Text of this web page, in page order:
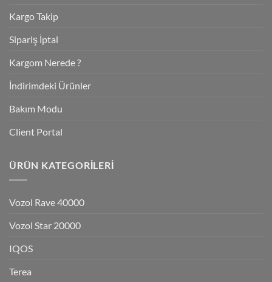
Kargo Takip
Sipariş İptal
Kargom Nerede ?
İndirimdeki Ürünler
Bakım Modu
Client Portal
ÜRÜN KATEGORILERI
Vozol Rave 40000
Vozol Star 20000
IQOS
Terea